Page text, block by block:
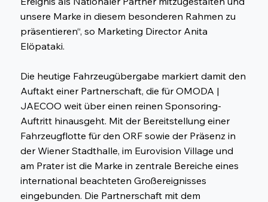
unsere Marke in diesem besonderen Rahmen zu
präsentieren“, so Marketing Director Anita
Elöpataki.
Die heutige Fahrzeugübergabe markiert damit den
Auftakt einer Partnerschaft, die für OMODA |
JAECOO weit über einen reinen Sponsoring-
Auftritt hinausgeht. Mit der Bereitstellung einer
Fahrzeugflotte für den ORF sowie der Präsenz in
der Wiener Stadthalle, im Eurovision Village und
am Prater ist die Marke in zentrale Bereiche eines
international beachteten Großereignisses
eingebunden. Die Partnerschaft mit dem